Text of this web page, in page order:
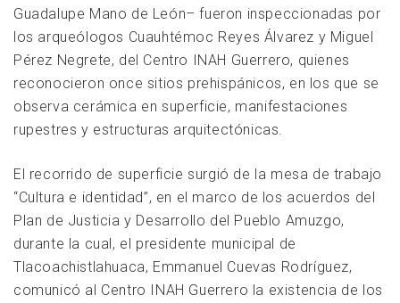
Guadalupe Mano de León– fueron inspeccionadas por
los arqueólogos Cuauhtémoc Reyes Álvarez y Miguel
Pérez Negrete, del Centro INAH Guerrero, quienes
reconocieron once sitios prehispánicos, en los que se
observa cerámica en superficie, manifestaciones
rupestres y estructuras arquitectónicas.
El recorrido de superficie surgió de la mesa de trabajo
“Cultura e identidad”, en el marco de los acuerdos del
Plan de Justicia y Desarrollo del Pueblo Amuzgo,
durante la cual, el presidente municipal de
Tlacoachistlahuaca, Emmanuel Cuevas Rodríguez,
comunicó al Centro INAH Guerrero la existencia de los